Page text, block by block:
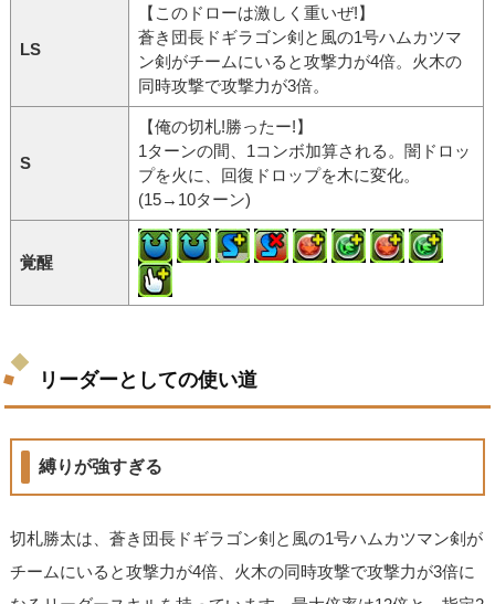
LS
【このドローは激しく重いぜ!】
蒼き団長ドギラゴン剣と風の1号ハムカツマ
ン剣がチームにいると攻撃力が4倍。火木の
同時攻撃で攻撃力が3倍。
S
【俺の切札!勝ったー!】
1ターンの間、1コンボ加算される。闇ドロッ
プを火に、回復ドロップを木に変化。
(15→10ターン)
覚醒
リーダーとしての使い道
縛りが強すぎる
切札勝太は、蒼き団長ドギラゴン剣と風の1号ハムカツマン剣が
チームにいると攻撃力が4倍、火木の同時攻撃で攻撃力が3倍に